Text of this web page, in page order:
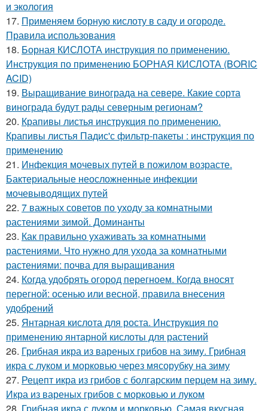
и экология
17. Применяем борную кислоту в саду и огороде.
Правила использования
18. Борная КИСЛОТА инструкция по применению.
Инструкция по применению БОРНАЯ КИСЛОТА (BORIC
ACID)
19. Выращивание винограда на севере. Какие сорта
винограда будут рады северным регионам?
20. Крапивы листья инструкция по применению.
Крапивы листья Падис'с фильтр-пакеты : инструкция по
применению
21. Инфекция мочевых путей в пожилом возрасте.
Бактериальные неосложненные инфекции
мочевыводящих путей
22. 7 важных советов по уходу за комнатными
растениями зимой. Доминанты
23. Как правильно ухаживать за комнатными
растениями. Что нужно для ухода за комнатными
растениями: почва для выращивания
24. Когда удобрять огород перегноем. Когда вносят
перегной: осенью или весной, правила внесения
удобрений
25. Янтарная кислота для роста. Инструкция по
применению янтарной кислоты для растений
26. Грибная икра из вареных грибов на зиму. Грибная
икра с луком и морковью через мясорубку на зиму
27. Рецепт икра из грибов с болгарским перцем на зиму.
Икра из вареных грибов с морковью и луком